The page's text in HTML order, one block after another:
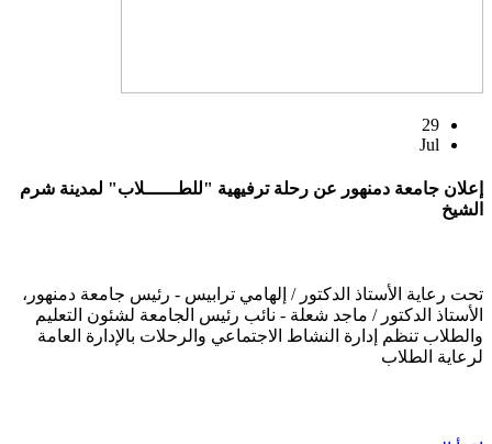
29
Jul
إعلان جامعة دمنهور عن رحلة ترفيهية "للطــــــلاب" لمدينة شرم
الشيخ
تحت رعاية الأستاذ الدكتور / إلهامي ترابيس - رئيس جامعة دمنهور،
الأستاذ الدكتور / ماجد شعلة - نائب رئيس الجامعة لشئون التعليم
والطلاب تنظم إدارة النشاط الاجتماعي والرحلات بالإدارة العامة
لرعاية الطلاب